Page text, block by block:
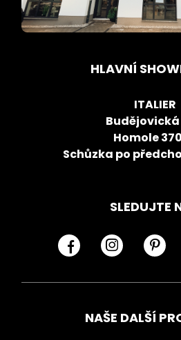
HLAVNÍ
ITALIER
Budějovická
Homole
Schůzka po
SLEDUJTE
NAŠE DALŠÍ